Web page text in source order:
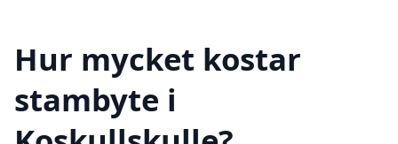
Hur mycket kostar
stambyte i